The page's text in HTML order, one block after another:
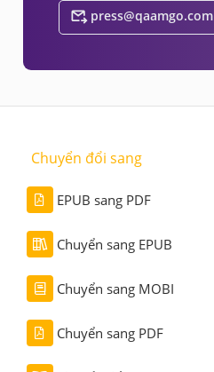
press@qaamgo.com
Chuyển đổi sang
EPUB sang PDF
Chuyển sang EPUB
Chuyển sang MOBI
Chuyển sang PDF